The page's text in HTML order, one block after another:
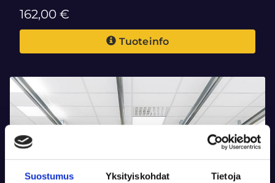
Suostumus Yksityiskohdat Tietoja
162,00 €
Tuoteinfo